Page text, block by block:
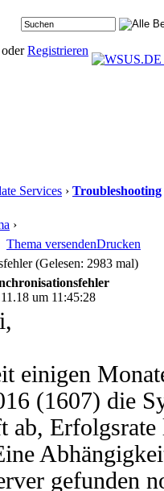
oderRegistrieren
Services › Troubleshooting
›
Thema versendenDrucken
(Gelesen: 2983 mal)
um 11:45:28
einigen
(1607) die
ab,
gefunden